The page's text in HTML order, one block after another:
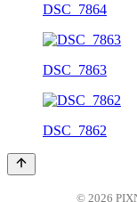
DSC_7864
DSC_7863
DSC_7862
© 2026